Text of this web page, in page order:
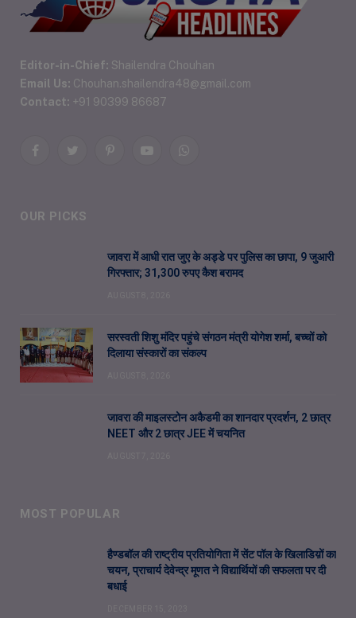
Editor-in-Chief: Shailendra Chouhan
Email Us: Chouhan.shailendra48@gmail.com
Contact: +91 90399 86687
FacebookTwitterPinterestYouTubeWhatsApp
OUR PICKS
जावरा में आधी रात जुए के अड्डे पर पुलिस का छापा, 9 जुआरी
गिरफ्तार; 31,300 रुपए कैश बरामद
सरस्वती शिशु मंदिर पहुंचे संगठन मंत्री योगेश शर्मा, बच्चों को
दिलाया संस्कारों का संकल्प
जावरा की माइलस्टोन अकैडमी का शानदार प्रदर्शन, 2 छात्र
NEET और 2 छात्र JEE में चयनित
MOST POPULAR
हैण्डबॉल की राष्ट्रीय प्रतियोगिता में सेंट पॉल के खिलाडिय़ों का
चयन, प्राचार्य देवेन्द्र मूणत ने विद्यार्थियों की सफलता पर दी
बधाई